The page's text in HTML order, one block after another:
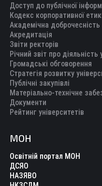
Доступ до публічної
Кодекс корпоративної
Академічна доброчесність
Акредитація
Звіти ректорів
Річний звіт про діяльність
Громадські обговорення
Стратегія розвитку
Публічні закупівлі
Матеріально-технічне
Документи
Рейтинг університетів
МОН
Освітній портал МОН
ДСЯО
НАЗЯВО